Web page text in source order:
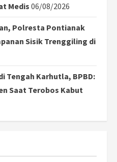
Medis 06/08/2026
Polresta Pontianak
Sisik Trenggiling di
Tengah Karhutla, BPBD:
Saat Terobos Kabut